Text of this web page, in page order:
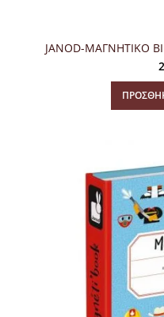
JANOD-ΜΑΓΝΗΤΙΚΟ